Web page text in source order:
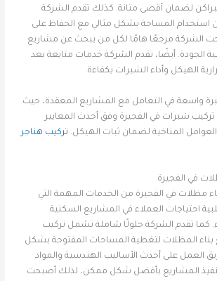
لضمان أقصى متانة. كذلك تقدم الشركة
استخدام المساحة بشكل مثالي مع الحفاظ على
الشركة مرجعًا هامًا لكل من يبحث عن مشاريع
الجودة. أيضًا، تقدم الشركة خدمات متابعة بعد
الهيكل وأداء الشبرات بكفاءة.
واسعة في التعامل مع المشاريع المعقدة، حيث
تركيب شبرات في الفجيرة وفق أحدث المعايير
المناخية لضمان ثبات الهيكل. تركيب هناجر
في الفجيرة
مظلات في الفجيرة من الخدمات المهمة التي
احتياجات العملاء في المشاريع السكنية
كما تقدم الشركة حلولًا شاملة تشمل تركيب
بناء المظلات لتغطية المساحات المفتوحة بشكل
العمل على أحدث الأساليب الهندسية والمواد
المشاريع بأفضل شكل ممكن، لذلك أصبحت